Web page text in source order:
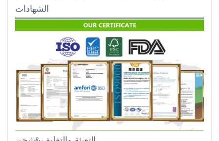
الشهادات